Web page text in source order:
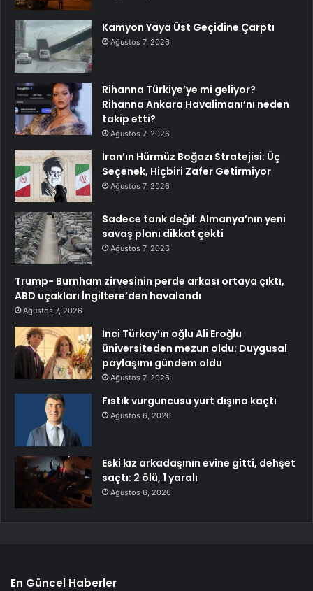
Kamyon Yaya Üst Geçidine Çarptı
Ağustos 7, 2026
Rihanna Türkiye’ye mi geliyor?
Rihanna Ankara Havalimanı’nı neden
takip etti?
Ağustos 7, 2026
İran’ın Hürmüz Boğazı Stratejisi: Üç
Seçenek, Hiçbiri Zafer Getirmiyor
Ağustos 7, 2026
Sadece tank değil: Almanya’nın yeni
savaş planı dikkat çekti
Ağustos 7, 2026
Trump- Burnham zirvesinin perde arkası ortaya çıktı,
ABD uçakları İngiltere’den havalandı
Ağustos 7, 2026
İnci Türkay’ın oğlu Ali Eroğlu
üniversiteden mezun oldu: Duygusal
paylaşımı gündem oldu
Ağustos 7, 2026
Fıstık vurguncusu yurt dışına kaçtı
Ağustos 6, 2026
Eski kız arkadaşının evine gitti, dehşet
saçtı: 2 ölü, 1 yaralı
Ağustos 6, 2026
En Güncel Haberler